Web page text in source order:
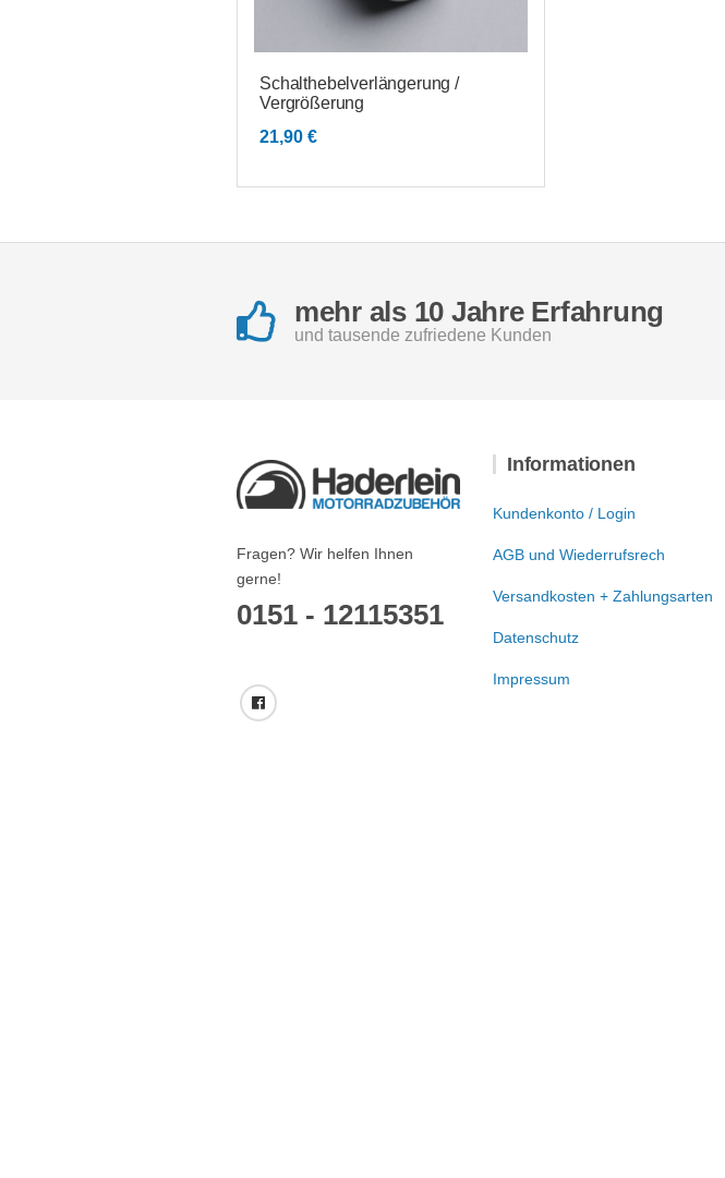
Schalthebelverlängerung /
Vergrößerung
21,90 €
mehr als 10 Jahre Erfahrung
und tausende zufriedene Kunden
Fragen? Wir helfen Ihnen
gerne!
0151 - 12115351
Informationen
Kundenkonto / Login
AGB und Wiederrufsrech
Versandkosten + Zahlungsarten
Datenschutz
Impressum